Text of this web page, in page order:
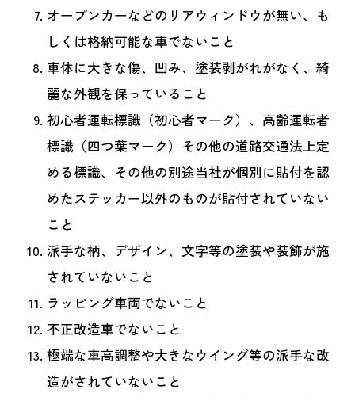
オープンカーなどのリアウィンドウが無い、も
しくは格納可能な車でないこと
車体に大きな傷、凹み、塗装剥がれがなく、綺
麗な外観を保っていること
初心者運転標識（初心者マーク）、高齢運転者
標識（四つ葉マーク）その他の道路交通法上定
める標識、その他の別途当社が個別に貼付を認
めたステッカー以外のものが貼付されていない
こと
派手な柄、デザイン、文字等の塗装や装飾が施
されていないこと
ラッピング車両でないこと
不正改造車でないこと
極端な車高調整や大きなウイング等の派手な改
造がされていないこと